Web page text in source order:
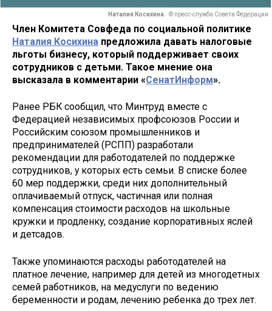
Наталия Косихина. © пресс-служба Совета Федерации
Член Комитета Совфеда по социальной политике
Наталия Косихина предложила давать налоговые
льготы бизнесу, который поддерживает своих
сотрудников с детьми. Такое мнение она
высказала в комментарии «СенатИнформ».
Ранее РБК сообщил, что Минтруд вместе с
Федерацией независимых профсоюзов России и
Российским союзом промышленников и
предпринимателей (РСПП) разработали
рекомендации для работодателей по поддержке
сотрудников, у которых есть семьи. В списке более
60 мер поддержки, среди них дополнительный
оплачиваемый отпуск, частичная или полная
компенсация стоимости расходов на школьные
кружки и продленку, создание корпоративных яслей
и детсадов.
Также упоминаются расходы работодателей на
платное лечение, например для детей из многодетных
семей работников, на медуслуги по ведению
беременности и родам, лечению ребенка до трех лет.